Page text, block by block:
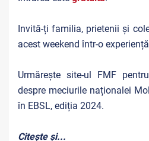
Invită-ți familia, prietenii și
acest weekend într-o
Urmărește site-ul FMF
despre meciurile naționalei
în EBSL, ediția 2024.
Citește și...